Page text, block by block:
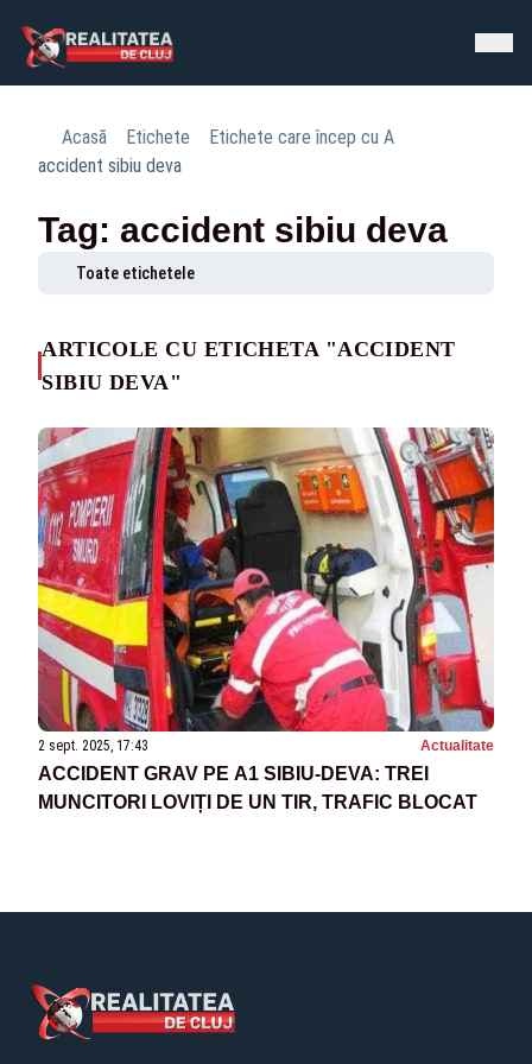
Acasă Etichete
Etichete care încep cu A
accident sibiu deva
Tag: accident sibiu deva
Toate etichetele
ARTICOLE CU ETICHETA "ACCIDENT
SIBIU DEVA"
2 sept. 2025, 17:43 Actualitate
ACCIDENT GRAV PE A1 SIBIU-DEVA: TREI
MUNCITORI LOVIȚI DE UN TIR, TRAFIC BLOCAT